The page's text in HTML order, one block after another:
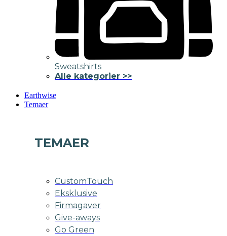
Sweatshirts
Alle kategorier >>
Earthwise
Temaer
TEMAER
CustomTouch
Eksklusive
Firmagaver
Give-aways
Go Green